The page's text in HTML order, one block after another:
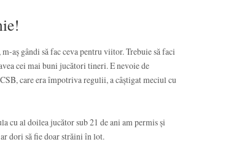
aș gândi să fac ceva pentru viitor. Trebuie să faci
cei mai buni jucători tineri. E nevoie de
care era împotriva regulii, a câștigat meciul cu
cu al doilea jucător sub 21 de ani am permis și
dori să fie doar străini în lot.